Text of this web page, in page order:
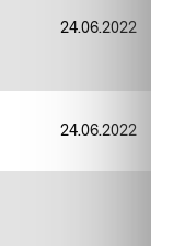
24.06.2022
24.06.2022